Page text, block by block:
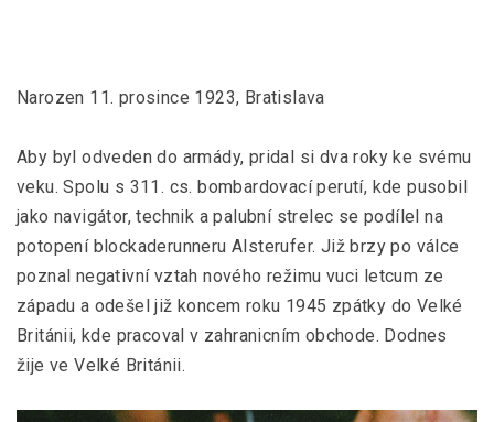
Narozen 11. prosince 1923, Bratislava
Aby byl odveden do armády, pridal si dva roky ke svému
veku. Spolu s 311. cs. bombardovací perutí, kde pusobil
jako navigátor, technik a palubní strelec se podílel na
potopení blockaderunneru Alsterufer. Již brzy po válce
poznal negativní vztah nového režimu vuci letcum ze
západu a odešel již koncem roku 1945 zpátky do Velké
Británii, kde pracoval v zahranicním obchode. Dodnes
žije ve Velké Británii.